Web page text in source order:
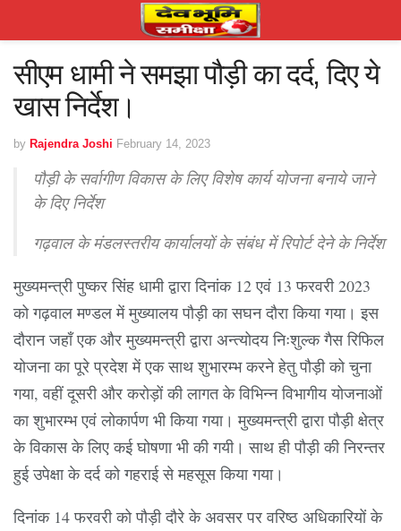
सीएम धामी ने समझा पौड़ी का दर्द, दिए ये
खास निर्देश।
by Rajendra Joshi February 14, 2023
पौड़ी के सर्वागीण विकास के लिए विशेष कार्य योजना बनाये जाने
के दिए निर्देश
गढ़वाल के मंडलस्तरीय कार्यालयों के संबंध में रिपोर्ट देने के निर्देश
मुख्यमन्त्री पुष्कर सिंह धामी द्वारा दिनांक 12 एवं 13 फरवरी 2023
को गढ़वाल मण्डल में मुख्यालय पौड़ी का सघन दौरा किया गया। इस
दौरान जहाँ एक और मुख्यमन्त्री द्वारा अन्त्योदय निःशुल्क गैस रिफिल
योजना का पूरे प्रदेश में एक साथ शुभारम्भ करने हेतु पौड़ी को चुना
गया, वहीं दूसरी और करोड़ों की लागत के विभिन्न विभागीय योजनाओं
का शुभारम्भ एवं लोकार्पण भी किया गया। मुख्यमन्त्री द्वारा पौड़ी क्षेत्र
के विकास के लिए कई घोषणा भी की गयी। साथ ही पौड़ी की निरन्तर
हुई उपेक्षा के दर्द को गहराई से महसूस किया गया।
दिनांक 14 फरवरी को पौड़ी दौरे के अवसर पर वरिष्ठ अधिकारियों के